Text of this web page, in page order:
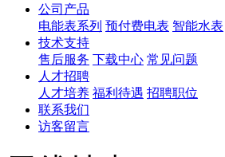
公司产品
电能表系列 预付费电表 智能水表
技术支持
售后服务 下载中心 常见问题
人才招聘
人才培养 福利待遇 招聘职位
联系我们
访客留言